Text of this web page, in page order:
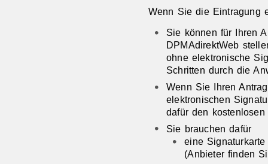
Wenn Sie die Eintragung
Sie können für Ihren
DPMAdirektWeb
ohne elektronische
Schritten durch die
Wenn Sie Ihren
elektronischen
dafür den
Sie brauchen dafür
eine
(Anbieter finden